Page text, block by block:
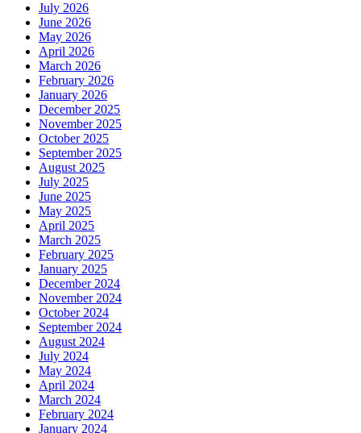
July 2026
June 2026
May 2026
April 2026
March 2026
February 2026
January 2026
December 2025
November 2025
October 2025
September 2025
August 2025
July 2025
June 2025
May 2025
April 2025
March 2025
February 2025
January 2025
December 2024
November 2024
October 2024
September 2024
August 2024
July 2024
May 2024
April 2024
March 2024
February 2024
January 2024